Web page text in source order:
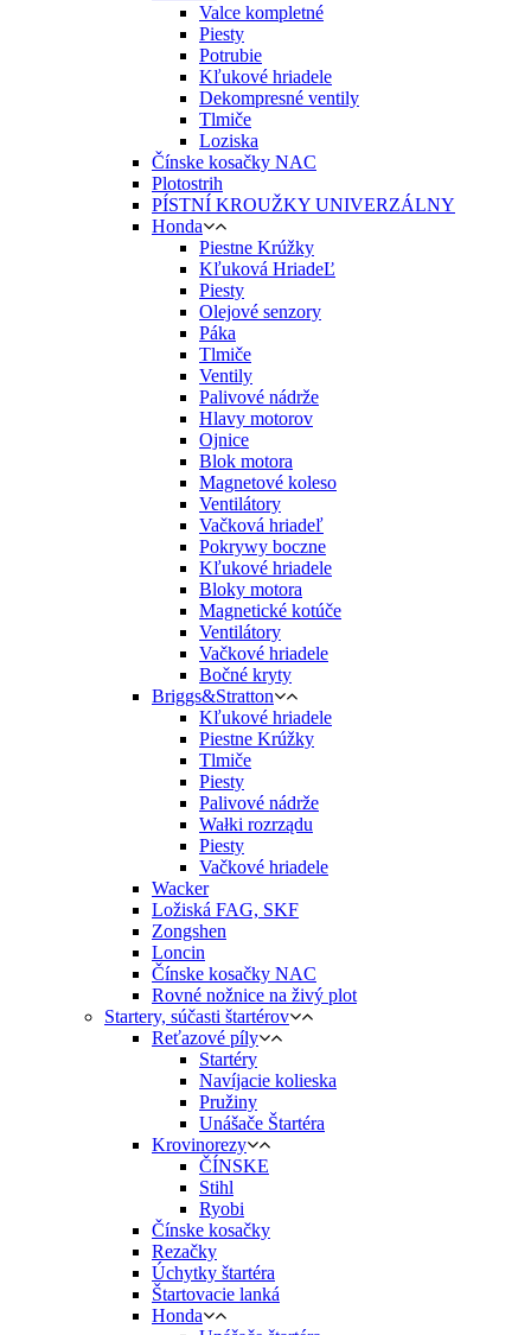
Valce kompletné
Piesty
Potrubie
Kľukové hriadele
Dekompresné ventily
Tlmiče
Loziska
Čínske kosačky NAC
Plotostrih
PÍSTNÍ KROUŽKY UNIVERZÁLNY
Honda
Piestne Krúžky
Kľuková HriadeĽ
Piesty
Olejové senzory
Páka
Tlmiče
Ventily
Palivové nádrže
Hlavy motorov
Ojnice
Blok motora
Magnetové koleso
Ventilátory
Vačková hriadeľ
Pokrywy boczne
Kľukové hriadele
Bloky motora
Magnetické kotúče
Ventilátory
Vačkové hriadele
Bočné kryty
Briggs&Stratton
Kľukové hriadele
Piestne Krúžky
Tlmiče
Piesty
Palivové nádrže
Wałki rozrządu
Piesty
Vačkové hriadele
Wacker
Ložiská FAG, SKF
Zongshen
Loncin
Čínske kosačky NAC
Rovné nožnice na živý plot
Startery, súčasti štartérov
Reťazové píly
Startéry
Navíjacie kolieska
Pružiny
Unášače Štartéra
Krovinorezy
ČÍNSKE
Stihl
Ryobi
Čínske kosačky
Rezačky
Úchytky štartéra
Štartovacie lanká
Honda